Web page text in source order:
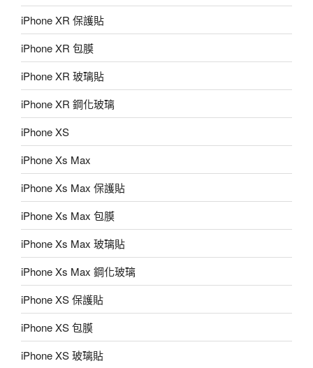
iPhone XR 保護貼
iPhone XR 包膜
iPhone XR 玻璃貼
iPhone XR 鋼化玻璃
iPhone XS
iPhone Xs Max
iPhone Xs Max 保護貼
iPhone Xs Max 包膜
iPhone Xs Max 玻璃貼
iPhone Xs Max 鋼化玻璃
iPhone XS 保護貼
iPhone XS 包膜
iPhone XS 玻璃貼